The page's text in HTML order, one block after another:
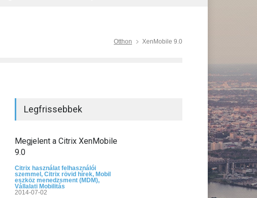
Otthon XenMobile 9.0
Legfrissebbek
Megjelent a Citrix XenMobile
9.0
Citrix használat felhasználói
szemmel , Citrix rövid hírek, Mobil
eszköz menedzsment (MDM),
Vállalati Mobilitás
2014-07-02